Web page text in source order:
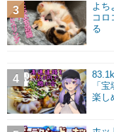
よち
コロ
る
3
「
楽し
4